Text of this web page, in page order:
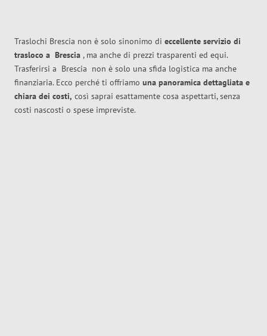
Traslochi Brescia non è solo sinonimo di eccellente servizio di
trasloco a Brescia , ma anche di prezzi trasparenti ed equi.
Trasferirsi a Brescia non è solo una sfida logistica ma anche
finanziaria. Ecco perché ti offriamo una panoramica dettagliata e
chiara dei costi, così saprai esattamente cosa aspettarti, senza
costi nascosti o spese impreviste.